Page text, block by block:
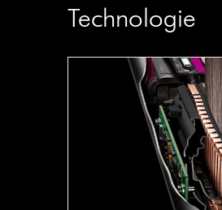
Technologie